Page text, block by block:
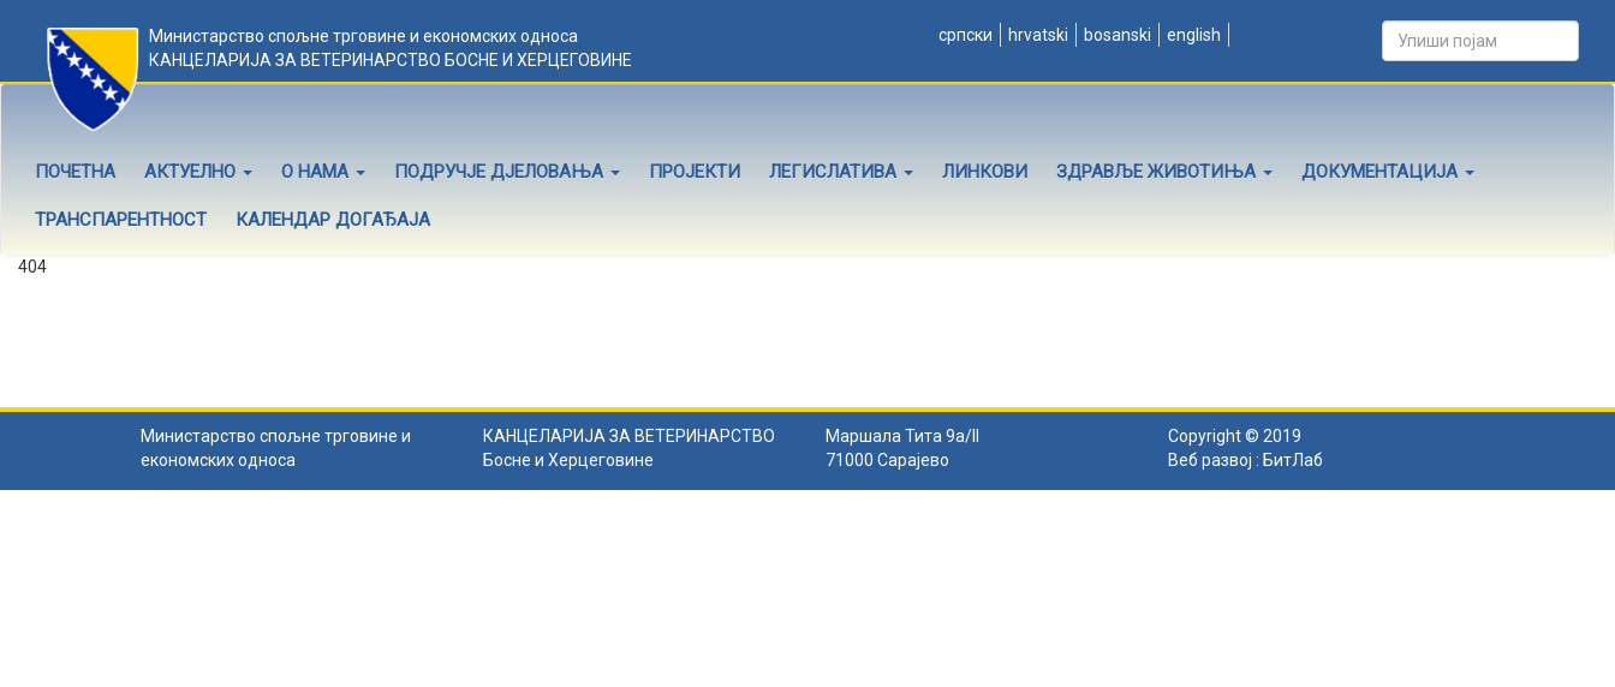
Министарство спољне трговине и економских односа
КАНЦЕЛАРИЈА ЗА ВЕТЕРИНАРСТВО БОСНЕ И ХЕРЦЕГОВИНЕ
српски hrvatski bosanski english
ПОЧЕТНА АКТУЕЛНО О НАМА ПОДРУЧЈЕ ДЈЕЛОВАЊА ПРОЈЕКТИ ЛЕГИСЛАТИВА ЛИНКОВИ ЗДРАВЉЕ ЖИВОТИЊА ДОКУМЕНТАЦИЈА
ТРАНСПАРЕНТНОСТ КАЛЕНДАР ДОГАЂАЈА
404
Министарство спољне трговине и
економских односа
КАНЦЕЛАРИЈА ЗА ВЕТЕРИНАРСТВО
Босне и Херцеговине
Маршала Тита 9а/II
71000 Сарајево
Copyright © 2019
Веб развој : БитЛаб